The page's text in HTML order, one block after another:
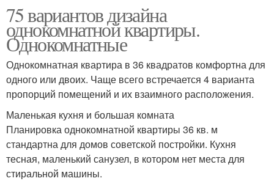
75 вариантов дизайна
однокомнатной квартиры.
Однокомнатные
Однокомнатная квартира в 36 квадратов комфортна для
одного или двоих. Чаще всего встречается 4 варианта
пропорций помещений и их взаимного расположения.
Маленькая кухня и большая комната
Планировка однокомнатной квартиры 36 кв. м
стандартна для домов советской постройки. Кухня
тесная, маленький санузел, в котором нет места для
стиральной машины.